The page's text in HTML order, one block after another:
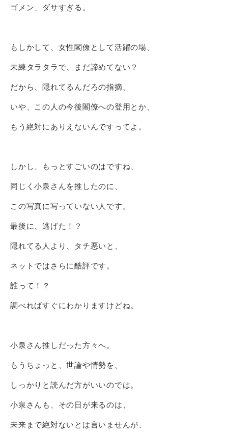
ゴメン、ダサすぎる。
もしかして、女性閣僚として活躍の場、
未練タラタラで、まだ諦めてない？
だから、隠れてるんだろの指摘、
いや、この人の今後閣僚への登用とか、
もう絶対にありえないんですってよ。
しかし、もっとすごいのはですね、
同じく小泉さんを推したのに、
この写真に写っていない人です。
最後に、逃げた！？
隠れてる人より、タチ悪いと、
ネットではさらに酷評です。
誰って！？
調べればすぐにわかりますけどね。
小泉さん推しだった方々へ。
もうちょっと、世論や情勢を、
しっかりと読んだ方がいいのでは。
小泉さんも、その日が来るのは、
未来まで絶対ないとは言いませんが、